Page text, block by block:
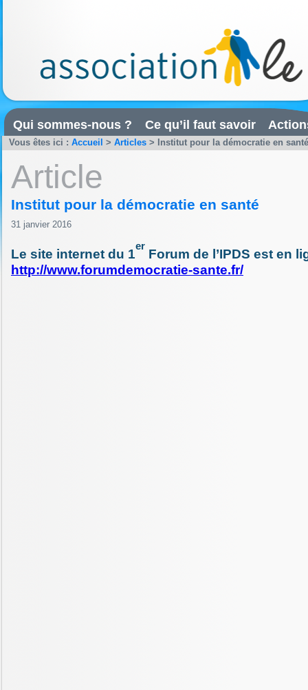
Qui sommes-nous ? Ce qu’il faut savoir
Vous êtes ici : Accueil > Articles > Institut pour la démocratie en santé
Article
Institut pour la démocratie en santé
31 janvier 2016
Le site internet du 1
er
Forum de l’IPDS est en
http://www.forumdemocratie-sante.fr/